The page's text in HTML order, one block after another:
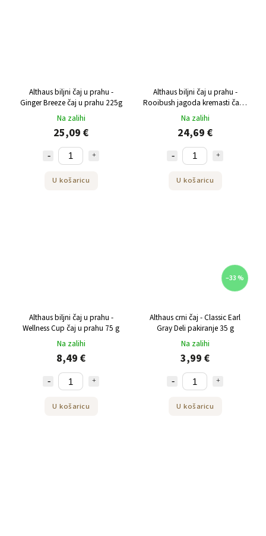
Althaus biljni čaj u prahu -
Ginger Breeze čaj u prahu 225g
Na zalihi
25,09 €
U košaricu
Althaus biljni čaj u prahu -
Rooibush jagoda kremasti čaj u
prahu 250 g
Na zalihi
24,69 €
U košaricu
Althaus biljni čaj u prahu -
Wellness Cup čaj u prahu 75 g
Na zalihi
8,49 €
U košaricu
–33 %
Althaus crni čaj - Classic Earl
Gray Deli pakiranje 35 g
Na zalihi
3,99 €
U košaricu